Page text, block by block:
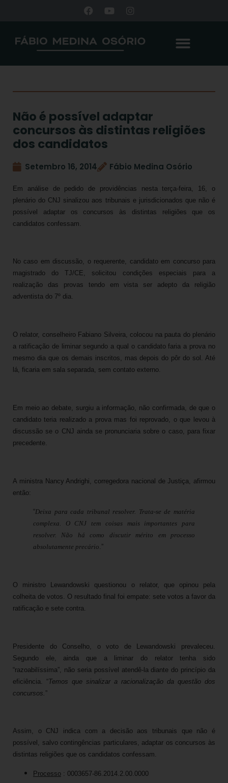
Não é possível adaptar
concursos às distintas religiões
dos candidatos
Setembro 16, 2014 Fábio Medina Osório
Em análise de pedido de providências nesta terça-feira, 16, o
plenário do CNJ sinalizou aos tribunais e jurisdicionados que não é
possível adaptar os concursos às distintas religiões que os
candidatos confessam.
No caso em discussão, o requerente, candidato em concurso para
magistrado do TJ/CE, solicitou condições especiais para a
realização das provas tendo em vista ser adepto da religião
adventista do 7º dia.
O relator, conselheiro Fabiano Silveira, colocou na pauta do plenário
a ratificação de liminar segundo a qual o candidato faria a prova no
mesmo dia que os demais inscritos, mas depois do pôr do sol. Até
lá, ficaria em sala separada, sem contato externo.
Em meio ao debate, surgiu a informação, não confirmada, de que o
candidato teria realizado a prova mas foi reprovado, o que levou à
discussão se o CNJ ainda se pronunciaria sobre o caso, para fixar
precedente.
A ministra Nancy Andrighi, corregedora nacional de Justiça, afirmou
então:
“Deixa para cada tribunal resolver. Trata-se de matéria
complexa. O CNJ tem coisas mais importantes para
resolver. Não há como discutir mérito em processo
absolutamente precário.”
O ministro Lewandowski questionou o relator, que opinou pela
colheita de votos. O resultado final foi empate: sete votos a favor da
ratificação e sete contra.
Presidente do Conselho, o voto de Lewandowski prevaleceu.
Segundo ele, ainda que a liminar do relator tenha sido
“razoabilíssima”, não seria possível atendê-la diante do princípio da
eficiência. “Temos que sinalizar a racionalização da questão dos
concursos. ”
Assim, o CNJ indica com a decisão aos tribunais que não é
possível, salvo contingências particulares, adaptar os concursos às
distintas religiões que os candidatos confessam.
Processo : 0003657-86.2014.2.00.0000